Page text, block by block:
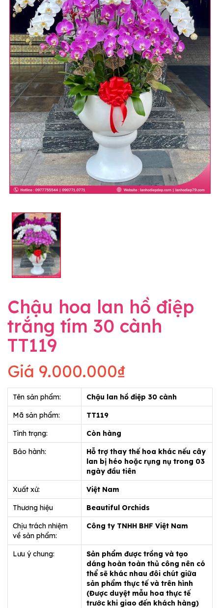
Chậu hoa lan hồ điệp
trắng tím 30 cành
TT119
Giá 9.000.000₫
Tên sản phẩm: Chậu lan hồ điệp 30 cành
Mã sản phẩm: TT119
Tình trạng: Còn hàng
Bảo hành:
Hỗ trợ thay thế hoa khác nếu cây
lan bị héo hoặc rụng nụ trong 03
ngày đầu tiên
Xuất xứ: Việt Nam
Thương hiệu Beautiful Orchids
Chịu trách nhiệm
về sản phẩm:
Công ty TNHH BHF Việt Nam
Lưu ý chung:
Sản phẩm được trồng và tạo
dáng hoàn toàn thủ công nên có
thể sẽ khác nhau đôi chút giữa
sản phẩm thực tế và trên hình
(Được duyệt mẫu hoa thực tế
trước khi giao đến khách hàng)